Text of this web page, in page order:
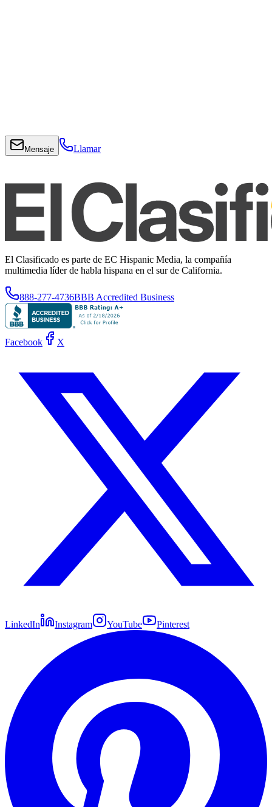
Mensaje Llamar
El Clasificado es parte de EC Hispanic Media, la compañía
multimedia líder de habla hispana en el sur de California.
888-277-4736BBB Accredited Business
Facebook X
LinkedIn Instagram YouTube Pinterest